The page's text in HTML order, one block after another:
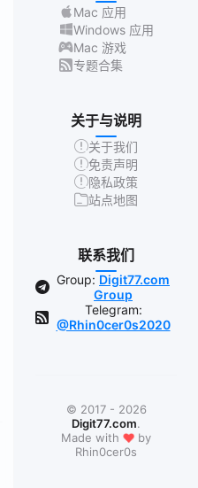
Mac 应用
Windows 应用
Mac 游戏
专题合集
关于与说明
关于我们
免责声明
隐私政策
站点地图
联系我们
Group: Digit77.com
Group
Telegram:
@Rhin0cer0s2020
© 2017 - 2026
Digit77.com.
Made with ❤ by
Rhin0cer0s